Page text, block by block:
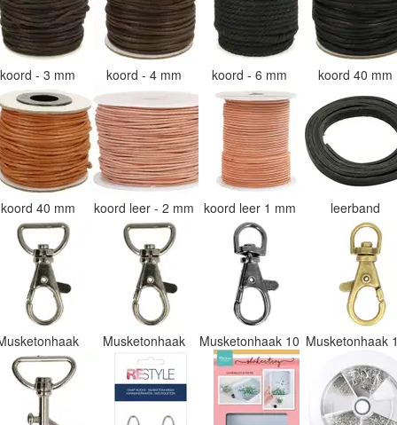
koord - 3 mm koord - 4 mm koord - 6 mm koord 40 mm
koord 40 mm koord leer - 2 mm koord leer 1 mm leerband
Musketonhaak Musketonhaak 10 Musketonhaak